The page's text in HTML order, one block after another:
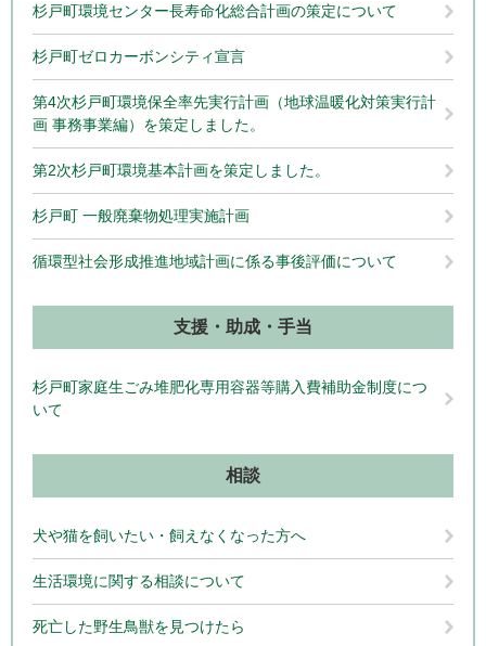
杉戸町環境センター長寿命化総合計画の策定について
杉戸町ゼロカーボンシティ宣言
第4次杉戸町環境保全率先実行計画（地球温暖化対策実行計
画 事務事業編）を策定しました。
第2次杉戸町環境基本計画を策定しました。
杉戸町 一般廃棄物処理実施計画
循環型社会形成推進地域計画に係る事後評価について
支援・助成・手当
杉戸町家庭生ごみ堆肥化専用容器等購入費補助金制度につ
いて
相談
犬や猫を飼いたい・飼えなくなった方へ
生活環境に関する相談について
死亡した野生鳥獣を見つけたら